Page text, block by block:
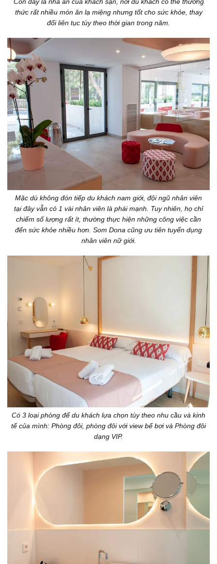
thức rất nhiều món ăn lạ miệng nhưng tốt cho sức khỏe, thay
đổi liên tục tùy theo thời gian trong năm.
Mặc dù không đón tiếp du khách nam giới, đội ngũ nhân viên
tại đây vẫn có 1 vài nhân viên là phái mạnh. Tuy nhiên, họ chỉ
chiếm số lượng rất ít, thường thực hiện những công việc cần
đến sức khỏe nhiều hơn. Som Dona cũng ưu tiên tuyển dụng
nhân viên nữ giới.
Có 3 loại phòng để du khách lựa chọn tùy theo nhu cầu và kinh
tế của mình: Phòng đôi, phòng đôi với view bể bơi và Phòng đôi
dạng VIP.